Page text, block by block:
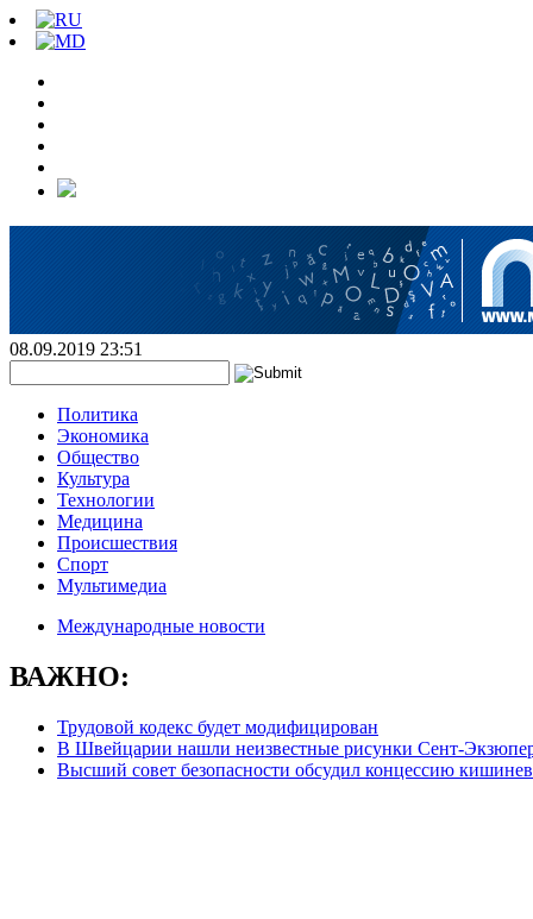
08.09.2019 23:51
Политика
Экономика
Общество
Культура
Технологии
Медицина
Происшествия
Спорт
Мультимедиа
Международные новости
ВАЖНО:
Трудовой кодекс будет модифицирован
В Швейцарии нашли неизвестные рисунки Сент-
Высший совет безопасности обсудил концессию